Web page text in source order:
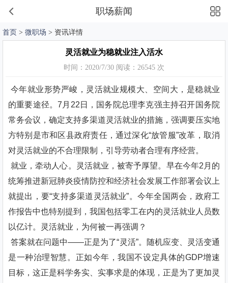
职场薪闻
首页 > 微职场 > 资讯详情
灵活就业为稳就业注入活水
时间：2020/7/30 阅读：26545 次
今年就业形势严峻，灵活就业规模大、空间大，是稳就业
的重要途径。7月22日，国务院总理李克强主持召开国务院
常务会议，确定支持多渠道灵活就业的措施，强调要压实地
方特别是市和区县政府责任，通过深化“放管服”改革，取消
对灵活就业的不合理限制，引导劳动者合理有序经营。
就业，牵动人心。灵活就业，被寄予厚望。早在今年2月的
统筹推进新冠肺炎疫情防控和经济社会发展工作部署会议上
就提出，要“支持多渠道灵活就业”。今年全国两会，政府工
作报告中也特别提到，我国包括零工在内的灵活就业人员数
以亿计。灵活就业，为何被一再强调？
答案就在问题中——正是为了“灵活”。随机应变、灵活变通
是一种治理智慧。正如今年，我国不设定具体的GDP增速
目标，这正是科学务实、实事求是的体现，正是为了更加灵